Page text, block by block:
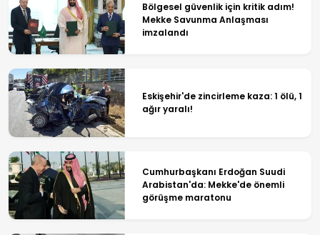
Bölgesel güvenlik için kritik adım!
Mekke Savunma Anlaşması
imzalandı
Eskişehir'de zincirleme kaza: 1 ölü, 1
ağır yaralı!
Cumhurbaşkanı Erdoğan Suudi
Arabistan'da: Mekke'de önemli
görüşme maratonu